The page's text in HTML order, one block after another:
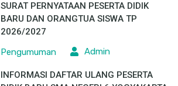
SURAT PERNYATAAN PESERTA DIDIK
BARU DAN ORANGTUA SISWA TP
2026/2027
Pengumuman
Admin
INFORMASI DAFTAR ULANG PESERTA